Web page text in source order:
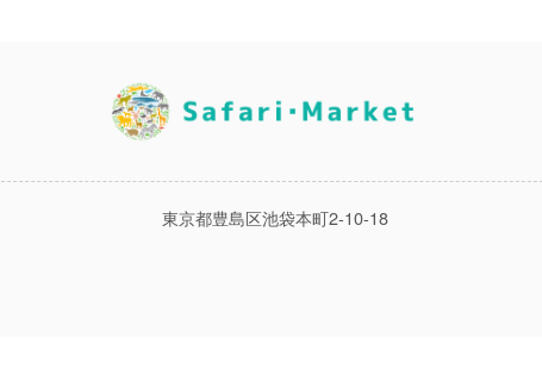
東京都豊島区池袋本町2-10-18